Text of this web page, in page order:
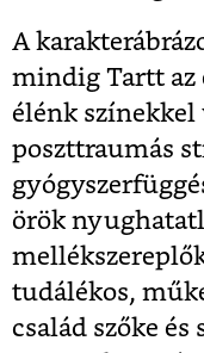
A
mindig Tartt az
élénk színekkel
poszttraumás
örök
tudálékos,
család szőke